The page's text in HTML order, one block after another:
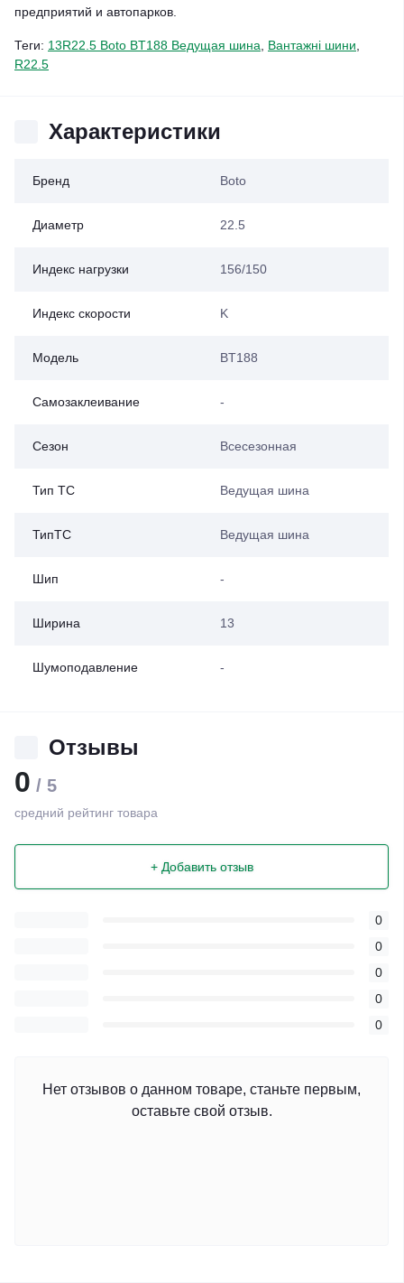
предприятий и автопарков.
Теги: 13R22.5 Boto BT188 Ведущая шина Вантажні шини
R22.5
Характеристики
Бренд Boto
Диаметр 22.5
Индекс нагрузки 156/150
Индекс скорости K
Модель BT188
Самозаклеивание -
Сезон Всесезонная
Тип ТС Ведущая шина
ТипТС Ведущая шина
Шип -
Ширина 13
Шумоподавление -
Отзывы
0 / 5
средний рейтинг товара
+ Добавить отзыв
0
0
0
0
0
Нет отзывов о данном товаре, станьте первым,
оставьте свой отзыв.